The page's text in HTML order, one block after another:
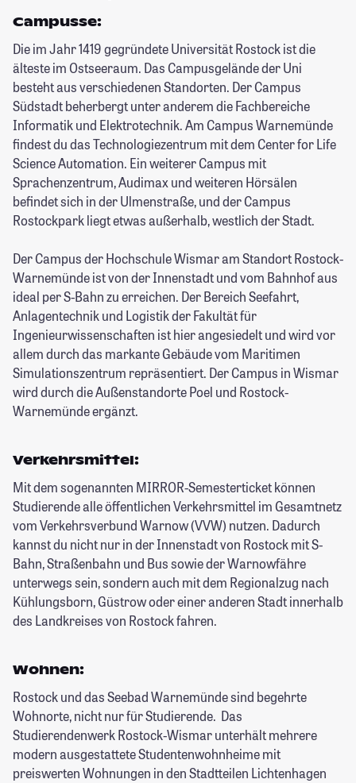
Campusse:
Die im Jahr 1419 gegründete Universität Rostock ist die
älteste im Ostseeraum. Das Campusgelände der Uni
besteht aus verschiedenen Standorten. Der Campus
Südstadt beherbergt unter anderem die Fachbereiche
Informatik und Elektrotechnik. Am Campus Warnemünde
findest du das Technologiezentrum mit dem Center for Life
Science Automation. Ein weiterer Campus mit
Sprachenzentrum, Audimax und weiteren Hörsälen
befindet sich in der Ulmenstraße, und der Campus
Rostockpark liegt etwas außerhalb, westlich der Stadt.
Der Campus der Hochschule Wismar am Standort Rostock-
Warnemünde ist von der Innenstadt und vom Bahnhof aus
ideal per S-Bahn zu erreichen. Der Bereich Seefahrt,
Anlagentechnik und Logistik der Fakultät für
Ingenieurwissenschaften ist hier angesiedelt und wird vor
allem durch das markante Gebäude vom Maritimen
Simulationszentrum repräsentiert. Der Campus in Wismar
wird durch die Außenstandorte Poel und Rostock-
Warnemünde ergänzt.
Verkehrsmittel:
Mit dem sogenannten MIRROR-Semesterticket können
Studierende alle öffentlichen Verkehrsmittel im Gesamtnetz
vom Verkehrsverbund Warnow (VVW) nutzen. Dadurch
kannst du nicht nur in der Innenstadt von Rostock mit S-
Bahn, Straßenbahn und Bus sowie der Warnowfähre
unterwegs sein, sondern auch mit dem Regionalzug nach
Kühlungsborn, Güstrow oder einer anderen Stadt innerhalb
des Landkreises von Rostock fahren.
Wohnen:
Rostock und das Seebad Warnemünde sind begehrte
Wohnorte, nicht nur für Studierende. Das
Studierendenwerk Rostock-Wismar unterhält mehrere
modern ausgestattete Studentenwohnheime mit
preiswerten Wohnungen in den Stadtteilen Lichtenhagen